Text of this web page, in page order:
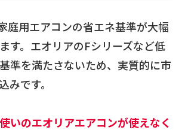
庭用エアコンの省エネ基準が大幅
す。エオリアのFシリーズなど低
準を満たさないため、実質的に市
みです。
いのエオリアエアコンが使えなく